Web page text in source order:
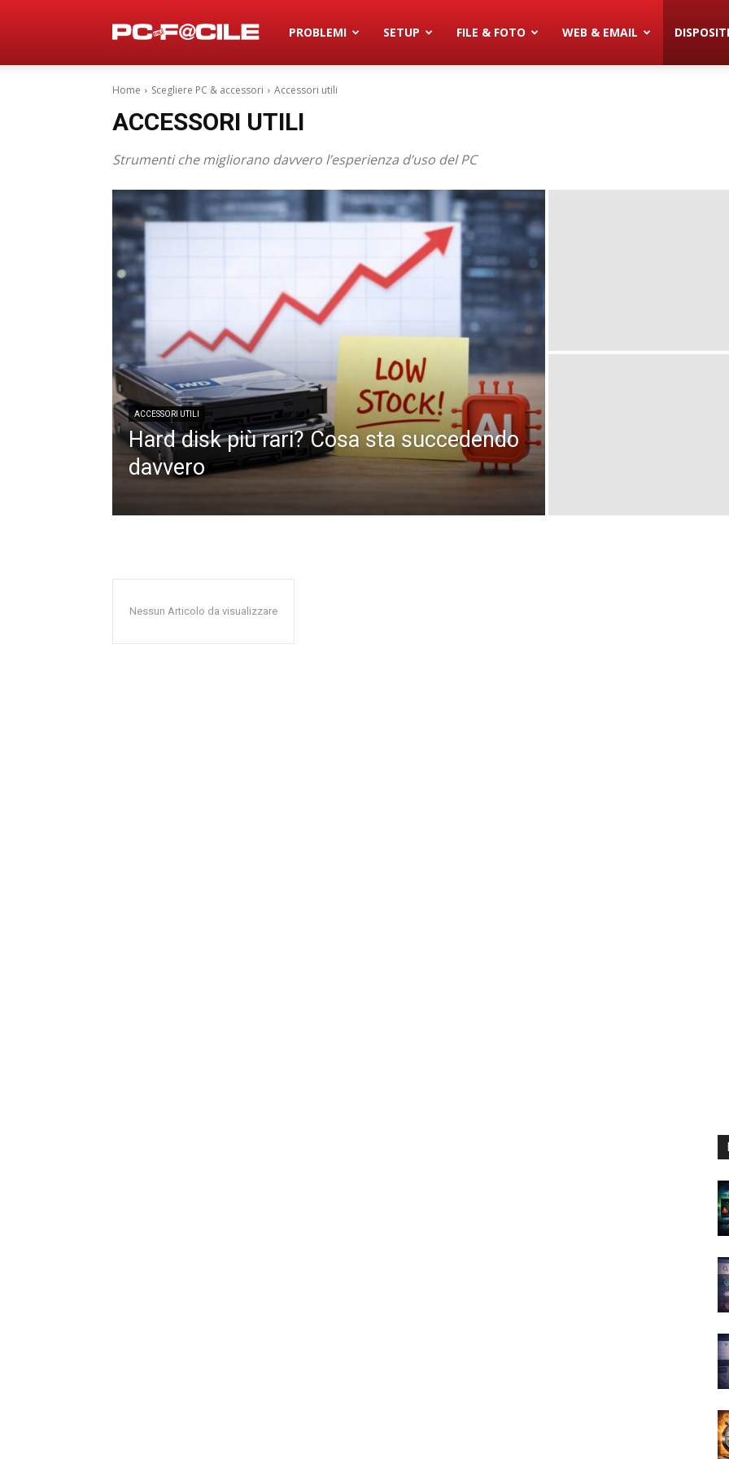
Pc
Più
F@cile
PROBLEMI SETUP FILE & FOTO WEB & EMAIL
Home Scegliere PC & accessori Accessori utili
ACCESSORI UTILI
Strumenti che migliorano davvero l’esperienza d’uso del PC
ACCESSORI UTILI
Hard disk più rari? Cosa sta succedendo
davvero
Nessun Articolo da visualizzare